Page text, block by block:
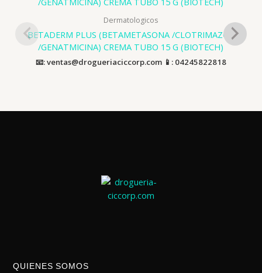
Dermatologicos
BETADERM PLUS (BETAMETASONA /CLOTRIMAZOL
/GENATMICINA) CREMA TUBO 15 G (BIOTECH)
📧: ventas@drogueriaciccorp.com 📱: 04245822818
QUIENES SOMOS